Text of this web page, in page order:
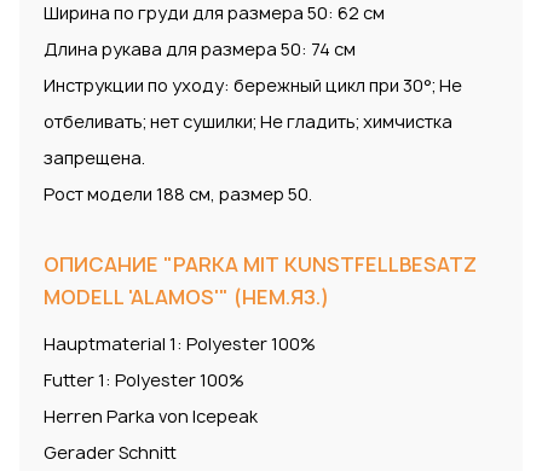
Ширина по груди для размера 50: 62 см
Длина рукава для размера 50: 74 см
Инструкции по уходу: бережный цикл при 30°; Не
отбеливать; нет сушилки; Не гладить; химчистка
запрещена.
Рост модели 188 см, размер 50.
ОПИСАНИЕ "PARKA MIT KUNSTFELLBESATZ
MODELL 'ALAMOS'" (НЕМ.ЯЗ.)
Hauptmaterial 1: Polyester 100%
Futter 1: Polyester 100%
Herren Parka von Icepeak
Gerader Schnitt